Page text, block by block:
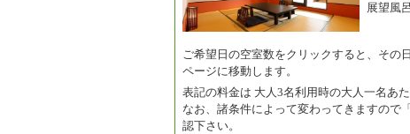
展望風
ご希望日の空室数をクリックすると、その
ページに移動します。
表記の料金は 大人3名利用時の大人一名あ
なお、諸条件によって変わってきますので
認下さい。